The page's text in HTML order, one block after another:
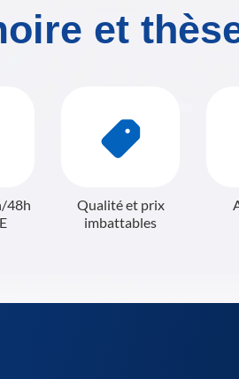
et
48h
Qualité et prix
imbattables